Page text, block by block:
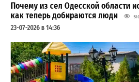
Почему из сел Одесской области
как теперь добираются люди
23-07-2026 в 14:36